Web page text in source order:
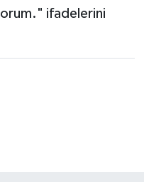
ifadelerini